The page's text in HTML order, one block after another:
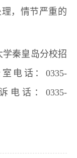
，情节严重的
秦皇岛分校招
电话：0335-
电话：0335-